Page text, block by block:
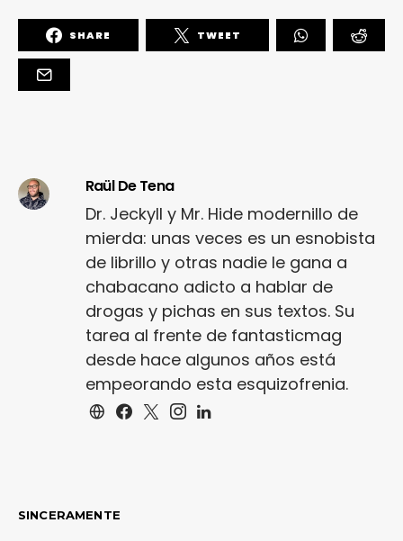
SHARE TWEET
Raül De Tena
Dr. Jeckyll y Mr. Hide modernillo de
mierda: unas veces es un esnobista
de librillo y otras nadie le gana a
chabacano adicto a hablar de
drogas y pichas en sus textos. Su
tarea al frente de fantasticmag
desde hace algunos años está
empeorando esta esquizofrenia.
SINCERAMENTE